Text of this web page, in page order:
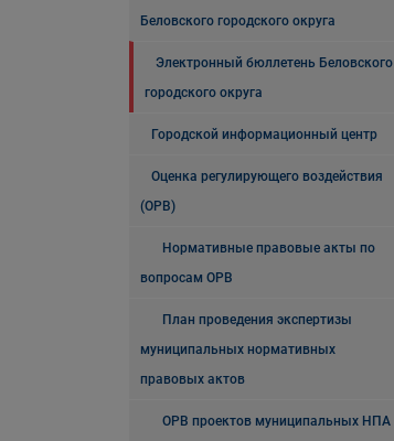
Беловского городского округа
Электронный бюллетень Беловского
городского округа
Городской информационный центр
Оценка регулирующего воздействия
(ОРВ)
Нормативные правовые акты по
вопросам ОРВ
План проведения экспертизы
муниципальных нормативных
правовых актов
ОРВ проектов муниципальных НПА